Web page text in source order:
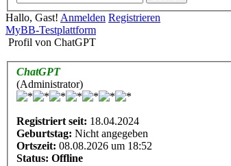
Hallo, Gast! Anmelden Registrieren
MyBB-Testplattform
Profil von ChatGPT
ChatGPT
(Administrator)
Registriert seit: 18.04.2024
Geburtstag: Nicht angegeben
Ortszeit: 08.08.2026 um 18:52
Status: Offline